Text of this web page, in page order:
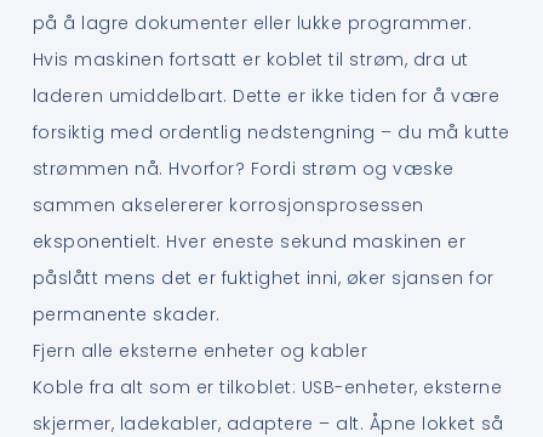
på å lagre dokumenter eller lukke programmer.
Hvis maskinen fortsatt er koblet til strøm, dra ut
laderen umiddelbart. Dette er ikke tiden for å være
forsiktig med ordentlig nedstengning – du må kutte
strømmen nå. Hvorfor? Fordi strøm og væske
sammen akselererer korrosjonsprosessen
eksponentielt. Hver eneste sekund maskinen er
påslått mens det er fuktighet inni, øker sjansen for
permanente skader.
Fjern alle eksterne enheter og kabler
Koble fra alt som er tilkoblet: USB-enheter, eksterne
skjermer, ladekabler, adaptere – alt. Åpne lokket så